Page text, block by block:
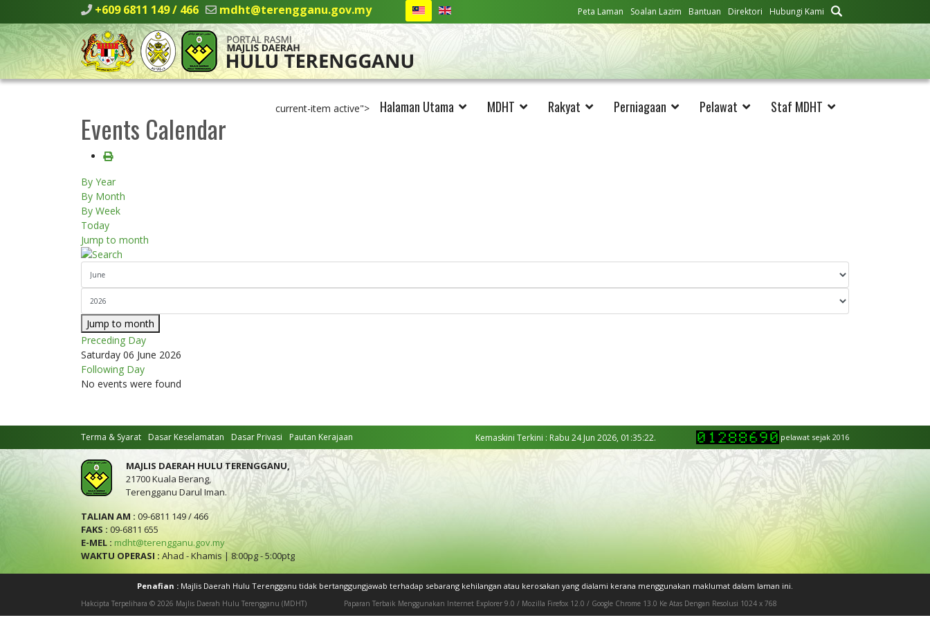
+609 6811 149 / 466 mdht@terengganu.gov.my Peta Laman Soalan Lazim Bantuan Direktori Hubungi Kami
current-item active"> Halaman Utama MDHT Rakyat Perniagaan Pelawat Staf MDHT
Events Calendar
By Year
By Month
By Week
Today
Jump to month
Jump to month
Preceding Day
Saturday 06 June 2026
Following Day
No events were found
Terma & Syarat Dasar Keselamatan Dasar Privasi Pautan Kerajaan Kemaskini Terkini : Rabu 24 Jun 2026, 01:35:22. pelawat sejak 2016
MAJLIS DAERAH HULU TERENGGANU,
21700 Kuala Berang,
Terengganu Darul Iman.
TALIAN AM : 09-6811 149 / 466
FAKS : 09-6811 655
E-MEL : mdht@terengganu.gov.my
WAKTU OPERASI : Ahad - Khamis | 8:00pg - 5:00ptg
Penafian : Majlis Daerah Hulu Terengganu tidak bertanggungjawab terhadap sebarang kehilangan atau kerosakan yang dialami kerana menggunakan maklumat dalam laman ini.
Hakcipta Terpelihara © 2026 Majlis Daerah Hulu Terengganu (MDHT) Paparan Terbaik Menggunakan Internet Explorer 9.0 / Mozilla Firefox 12.0 / Google Chrome 13.0 Ke Atas Dengan Resolusi 1024 x 768